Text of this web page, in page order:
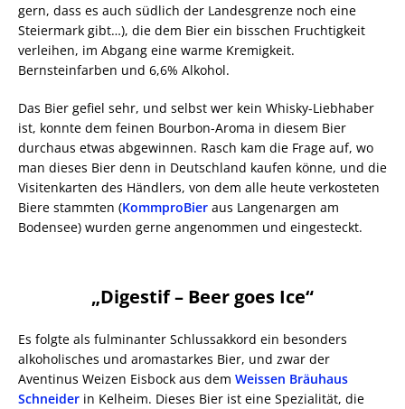
gern, dass es auch südlich der Landesgrenze noch eine
Steiermark gibt…), die dem Bier ein bisschen Fruchtigkeit
verleihen, im Abgang eine warme Kremigkeit.
Bernsteinfarben und 6,6% Alkohol.
Das Bier gefiel sehr, und selbst wer kein Whisky-Liebhaber
ist, konnte dem feinen Bourbon-Aroma in diesem Bier
durchaus etwas abgewinnen. Rasch kam die Frage auf, wo
man dieses Bier denn in Deutschland kaufen könne, und die
Visitenkarten des Händlers, von dem alle heute verkosteten
Biere stammten (KommproBier aus Langenargen am
Bodensee) wurden gerne angenommen und eingesteckt.
„Digestif – Beer goes Ice“
Es folgte als fulminanter Schlussakkord ein besonders
alkoholisches und aromastarkes Bier, und zwar der
Aventinus Weizen Eisbock aus dem Weissen Bräuhaus
Schneider in Kelheim. Dieses Bier ist eine Spezialität, die